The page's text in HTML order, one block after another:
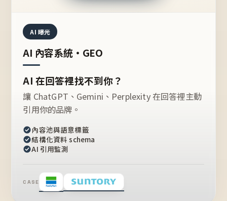
AI 曝光
AI 內容系統・GEO
AI 在回答裡找不到你？
讓 ChatGPT、Gemini、Perplexity 在回答裡主動
引用你的品牌。
內容池與語意標籤
結構化資料 schema
AI 引用監測
CASE